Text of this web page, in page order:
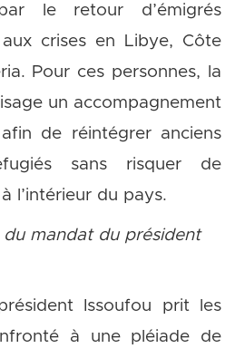
le retour d’émigrés
crises en Libye, Côte
Pour ces personnes, la
un accompagnement
de réintégrer anciens
sans risquer de
l’intérieur du pays.
du mandat du président
Issoufou prit les
à une pléiade de